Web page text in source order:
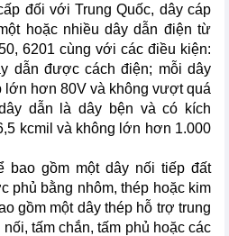
đối với Trung Quốc, dây cáp
hoặc nhiều dây dẫn điện từ
6201 cùng với các điều kiện:
dẫn được cách điện; mỗi dây
lớn hơn 80V và không vượt quá
dẫn là dây bện và có kích
kcmil và không lớn hơn 1.000
bao gồm một dây nối tiếp đất
phủ bằng nhôm, thép hoặc kim
gồm một dây thép hỗ trợ trung
tấm chắn, tấm phủ hoặc các